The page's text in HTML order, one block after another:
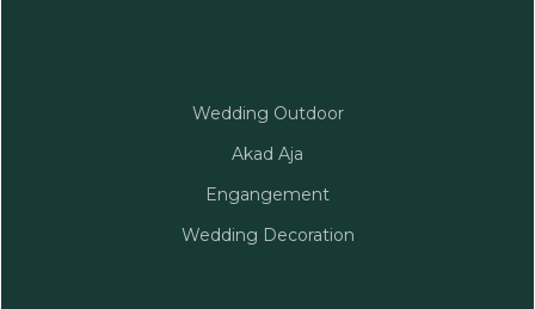
Wedding Outdoor
Akad Aja
Engangement
Wedding Decoration